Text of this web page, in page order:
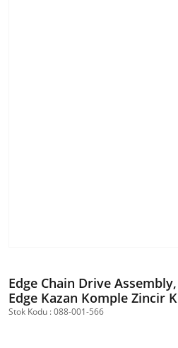
Edge Chain Drive
Edge Kazan Komple Zincir
Stok Kodu : 088-001-566